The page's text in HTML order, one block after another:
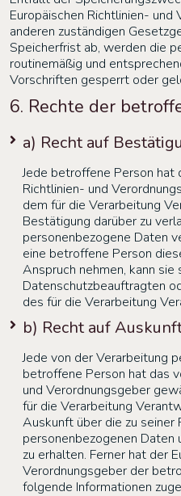
Europäischen Richtlinien-
anderen zuständigen
Speicherfrist ab, werden die
routinemäßig und
Vorschriften gesperrt oder
6. Rechte der
a) Recht auf
Jede betroffene Person hat
Richtlinien- und
dem für die Verarbeitung
Bestätigung darüber zu
personenbezogene Daten
eine betroffene Person
Anspruch nehmen, kann sie
Datenschutzbeauftragten
des für die Verarbeitung
b) Recht auf
Jede von der Verarbeitung
betroffene Person hat das
und Verordnungsgeber
für die Verarbeitung
Auskunft über die zu seiner
personenbezogenen
zu erhalten. Ferner hat der
Verordnungsgeber der
folgende Informationen